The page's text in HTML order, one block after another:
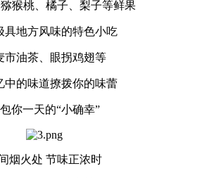
猴桃、橘子、梨子等鲜果
具地方风味的特色小吃
市油茶、眼拐鸡翅等
中的味道撩拨你的味蕾
你一天的“小确幸”
烟火处 节味正浓时